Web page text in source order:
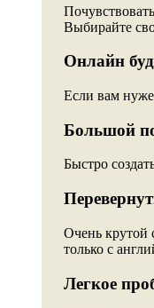
Выбирайте
Онлайн
Если вам
Большой
Быстро
Очень крутой
только с
Легкое